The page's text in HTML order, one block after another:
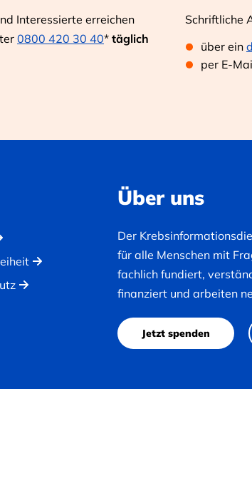
Interessierte erreichen
0800 420 30 40* täglich
Schriftliche
über ein
per E-
Über uns
Der
für alle Menschen mit
fachlich fundiert,
finanziert und arbeiten
Jetzt spenden